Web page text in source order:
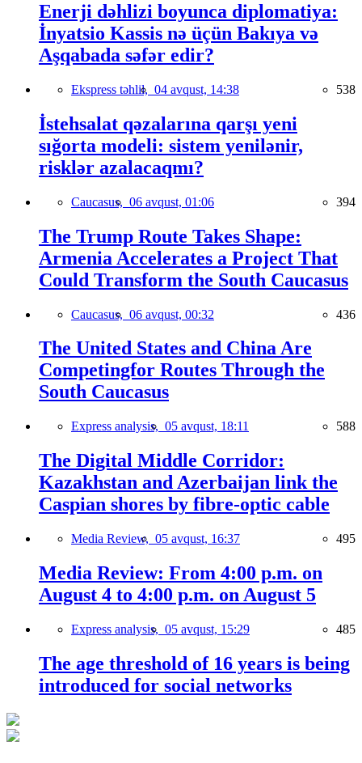
Enerji dəhlizi boyunca diplomatiya:
İnyatsio Kassis nə üçün Bakıya və
Aşqabada səfər edir?
Ekspress təhlil, 04 avqust, 14:38 538
İstehsalat qəzalarına qarşı yeni
sığorta modeli: sistem yenilənir,
risklər azalacaqmı?
Caucasus, 06 avqust, 01:06 394
The Trump Route Takes Shape:
Armenia Accelerates a Project That
Could Transform the South Caucasus
Caucasus, 06 avqust, 00:32 436
The United States and China Are
Competingfor Routes Through the
South Caucasus
Express analysis, 05 avqust, 18:11 588
The Digital Middle Corridor:
Kazakhstan and Azerbaijan link the
Caspian shores by fibre-optic cable
Media Review, 05 avqust, 16:37 495
Media Review: From 4:00 p.m. on
August 4 to 4:00 p.m. on August 5
Express analysis, 05 avqust, 15:29 485
The age threshold of 16 years is being
introduced for social networks